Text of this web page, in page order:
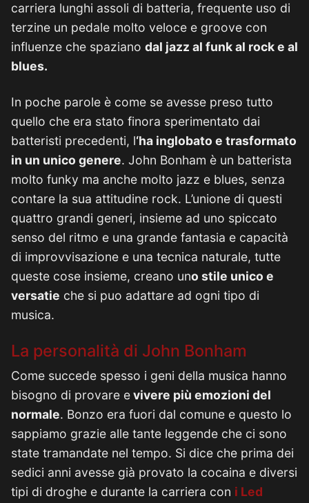
carriera lunghi assoli di batteria, frequente uso di
terzine un pedale molto veloce e groove con
influenze che spaziano dal jazz al funk al rock e al
blues.
In poche parole è come se avesse preso tutto
quello che era stato finora sperimentato dai
batteristi precedenti, l‘ha inglobato e trasformato
in un unico genere. John Bonham è un batterista
molto funky ma anche molto jazz e blues, senza
contare la sua attitudine rock. L’unione di questi
quattro grandi generi, insieme ad uno spiccato
senso del ritmo e una grande fantasia e capacità
di improvvisazione e una tecnica naturale, tutte
queste cose insieme, creano uno stile unico e
versatie che si puo adattare ad ogni tipo di
musica.
La personalità di John Bonham
Come succede spesso i geni della musica hanno
bisogno di provare evivere più emozioni del
normale. Bonzo era fuori dal comune e questo lo
sappiamo grazie alle tante leggende che ci sono
state tramandate nel tempo. Si dice che prima dei
sedici anni avesse già provato la cocaina e diversi
tipi di droghe e durante la carriera con i Led